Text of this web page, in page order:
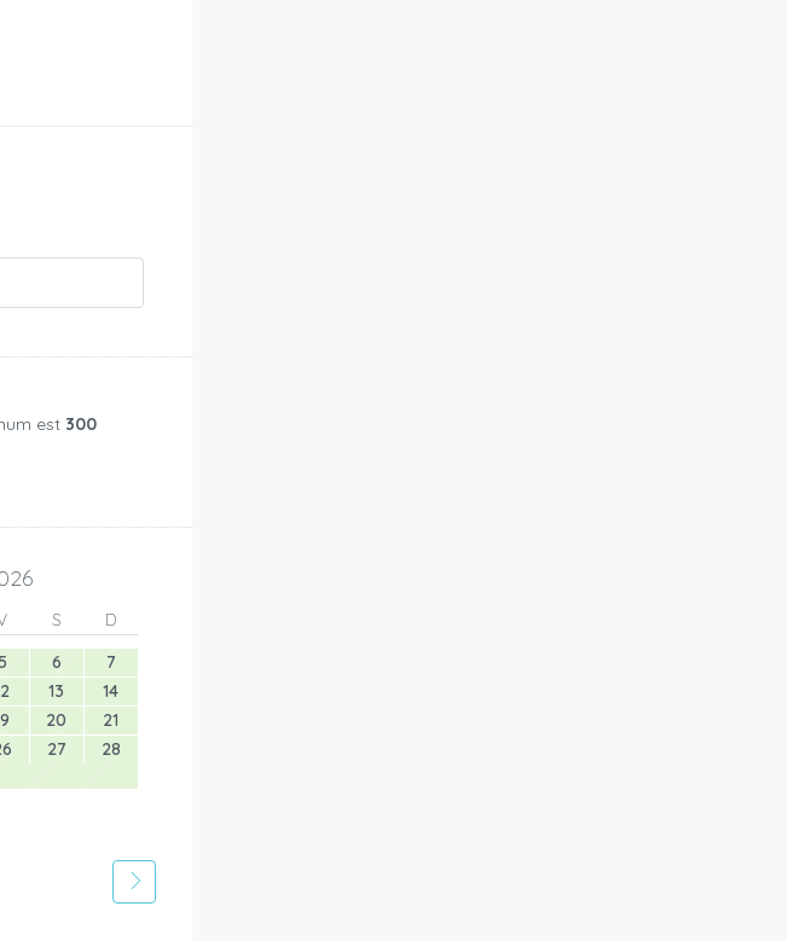
est 300
S
D
5 6
7
13
14
20
21
27
28